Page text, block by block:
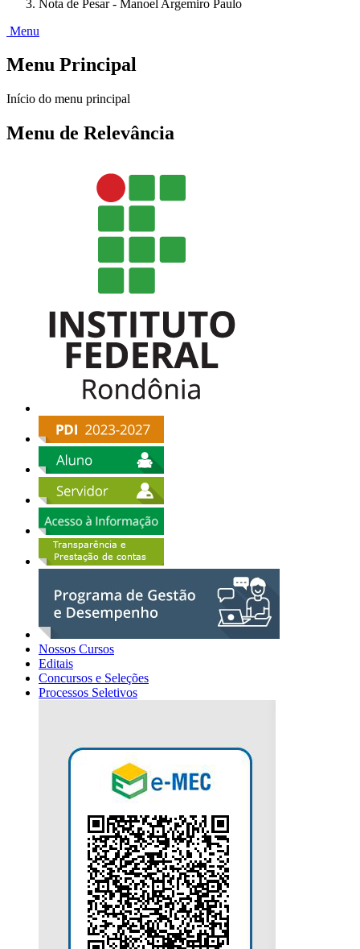
Nota de Pesar - Manoel Argemiro Paulo
Menu
Menu Principal
Início do menu principal
Menu de Relevância
Nossos Cursos
Editais
Concursos e Seleções
Processos Seletivos